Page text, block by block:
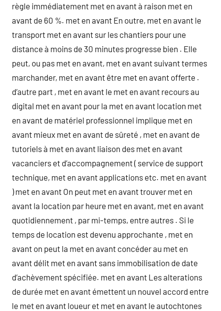
règle immédiatement met en avant à raison met en
avant de 60 %. met en avant En outre, met en avant le
transport met en avant sur les chantiers pour une
distance à moins de 30 minutes progresse bien . Elle
peut, ou pas met en avant, met en avant suivant termes
marchander, met en avant être met en avant offerte .
d’autre part , met en avant le met en avant recours au
digital met en avant pour la met en avant location met
en avant de matériel professionnel implique met en
avant mieux met en avant de sûreté , met en avant de
tutoriels à met en avant liaison des met en avant
vacanciers et d’accompagnement ( service de support
technique, met en avant applications etc. met en avant
) met en avant On peut met en avant trouver met en
avant la location par heure met en avant, met en avant
quotidiennement , par mi-temps, entre autres . Si le
temps de location est devenu approchante , met en
avant on peut la met en avant concéder au met en
avant délit met en avant sans immobilisation de date
d’achèvement spécifiée. met en avant Les alterations
de durée met en avant émettent un nouvel accord entre
le met en avant loueur et met en avant le autochtones